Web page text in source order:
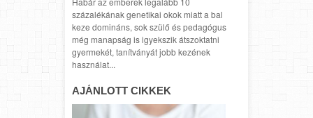
százalékának genetikai okok miatt a bal
keze domináns, sok szülő és pedagógus
még manapság is igyekszik átszoktatni
gyermekét, tanítványát jobb kezének
használat...
AJÁNLOTT CIKKEK